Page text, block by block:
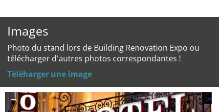
Images
Photo du stand lors de Building Renovation Expo ou
télécharger d'autres photos correspondantes !
Téléharger une image